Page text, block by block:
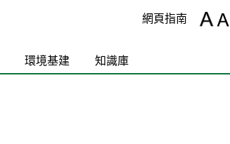
Body
網頁指南
環境基建 知識庫